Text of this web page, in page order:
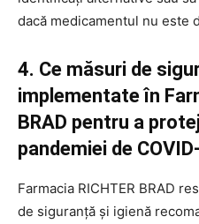
dacă medicamentul nu este
4. Ce măsuri de
implementate în
BRAD pentru a
pandemiei de
Farmacia RICHTER BRAD
de siguranță și igienă